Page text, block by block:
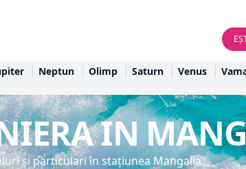
Neptun Olimp Saturn Venus
IN
și particulari în stațiunea Mangalia